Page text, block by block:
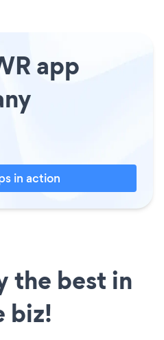
app
in action
the best in
biz!